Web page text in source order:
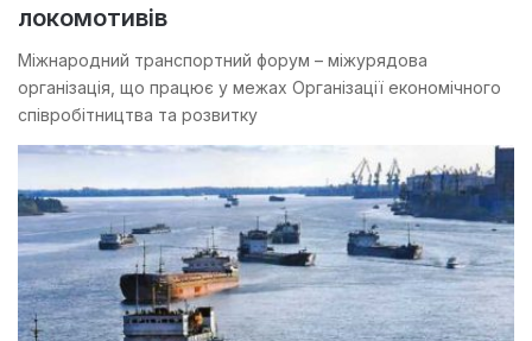
локомотивів
Міжнародний транспортний форум – міжурядова
організація, що працює у межах Організації економічного
співробітництва та розвитку